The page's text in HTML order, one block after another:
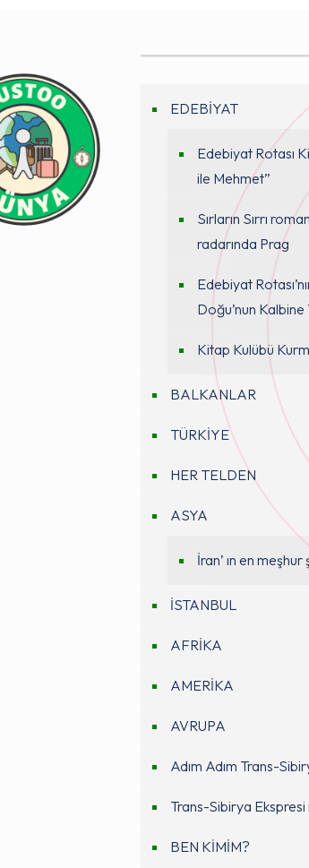
EDEBİYAT
Edebiyat Rotası
ile Mehmet”
Sırların Sırrı
radarında Prag
Edebiyat
Doğu’nun Kalbine
Kitap Kulübü
BALKANLAR
TÜRKİYE
HER TELDEN
ASYA
İran’ ın en
İSTANBUL
AFRİKA
AMERİKA
AVRUPA
Adım Adım Trans-
Trans-Sibirya
BEN KİMİM?